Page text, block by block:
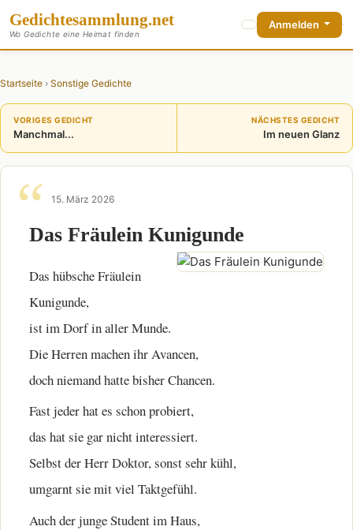
Gedichtesammlung.net
Wo Gedichte eine Heimat finden
Anmelden
Startseite › Sonstige Gedichte
VORIGES GEDICHT
Manchmal...
NÄCHSTES GEDICHT
Im neuen Glanz
15. März 2026
Das Fräulein Kunigunde
Das hübsche Fräulein
Kunigunde,
ist im Dorf in aller Munde.
Die Herren machen ihr Avancen,
doch niemand hatte bisher Chancen.
Fast jeder hat es schon probiert,
das hat sie gar nicht interessiert.
Selbst der Herr Doktor, sonst sehr kühl,
umgarnt sie mit viel Taktgefühl.
Auch der junge Student im Haus,